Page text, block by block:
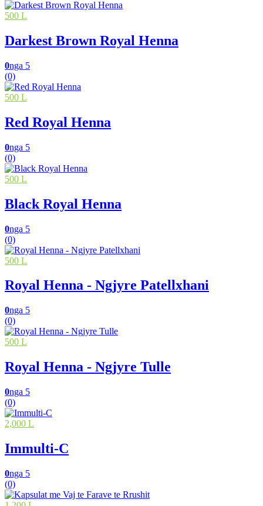
500 L
Darkest Brown Royal Henna
0nga 5
(0)
500 L
Red Royal Henna
0nga 5
(0)
500 L
Black Royal Henna
0nga 5
(0)
500 L
Royal Henna - Ngjyre Patellxhani
0nga 5
(0)
500 L
Royal Henna - Ngjyre Tulle
0nga 5
(0)
2,000 L
Immulti-C
0nga 5
(0)